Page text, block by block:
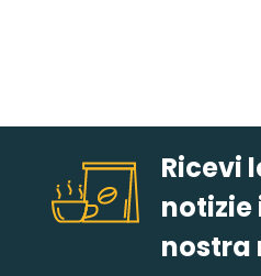
Ricevi
nostra